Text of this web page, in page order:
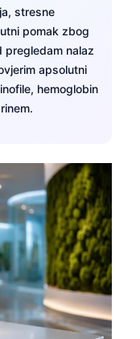
stresne
pomak zbog
pregledam nalaz
apsolutni
hemoglobin